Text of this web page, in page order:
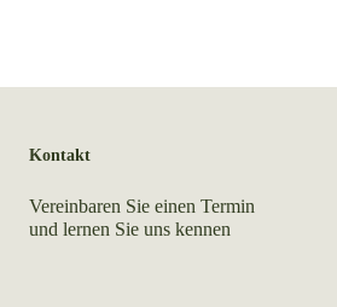
Kontakt
Vereinbaren Sie einen Termin
und lernen Sie uns kennen